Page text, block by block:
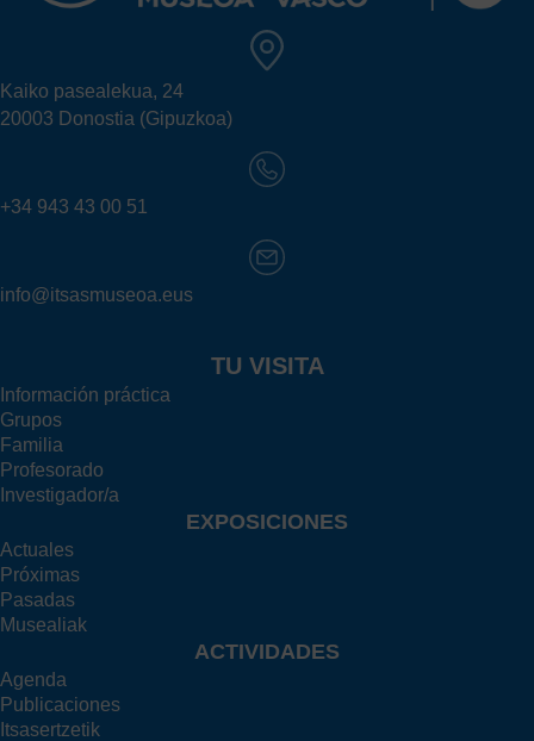
Kaiko pasealekua, 24
20003 Donostia (Gipuzkoa)
+34 943 43 00 51
info@itsasmuseoa.eus
TU VISITA
Información práctica
Grupos
Familia
Profesorado
Investigador/a
EXPOSICIONES
Actuales
Próximas
Pasadas
Musealiak
ACTIVIDADES
Agenda
Publicaciones
Itsasertzetik